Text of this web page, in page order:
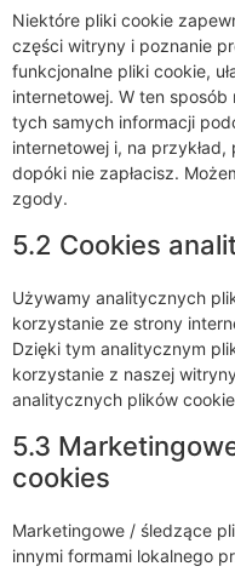
Niektóre pliki cookie
części witryny i poznanie
funkcjonalne pliki cookie,
internetowej. W ten
tych samych informacji
internetowej i, na
dopóki nie zapłacisz.
zgody.
5.2 Cookies
Używamy analitycznych
korzystanie ze strony
Dzięki tym analitycznym
korzystanie z naszej
analitycznych plików
5.3
cookies
Marketingowe / śledzące
innymi formami lokalnego